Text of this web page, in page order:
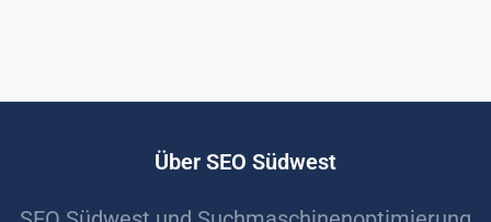
Über SEO Südwest